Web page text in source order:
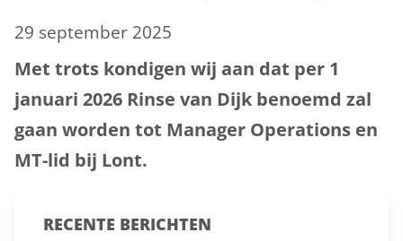
29 september 2025
Met trots kondigen wij aan dat per 1
januari 2026 Rinse van Dijk benoemd zal
gaan worden tot Manager Operations en
MT-lid bij Lont.
RECENTE BERICHTEN